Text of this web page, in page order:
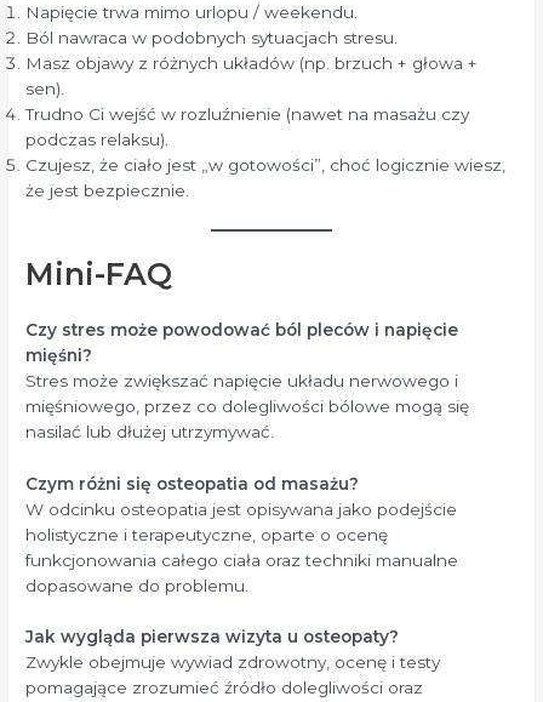
Napięcie trwa mimo urlopu / weekendu.
Ból nawraca w podobnych sytuacjach stresu.
Masz objawy z różnych układów (np. brzuch + głowa +
sen).
Trudno Ci wejść w rozluźnienie (nawet na masażu czy
podczas relaksu).
Czujesz, że ciało jest „w gotowości”, choć logicznie wiesz,
że jest bezpiecznie.
Mini-FAQ
Czy stres może powodować ból pleców i napięcie
mięśni?
Stres może zwiększać napięcie układu nerwowego i
mięśniowego, przez co dolegliwości bólowe mogą się
nasilać lub dłużej utrzymywać.
Czym różni się osteopatia od masażu?
W odcinku osteopatia jest opisywana jako podejście
holistyczne i terapeutyczne, oparte o ocenę
funkcjonowania całego ciała oraz techniki manualne
dopasowane do problemu.
Jak wygląda pierwsza wizyta u osteopaty?
Zwykle obejmuje wywiad zdrowotny, ocenę i testy
pomagające zrozumieć źródło dolegliwości oraz